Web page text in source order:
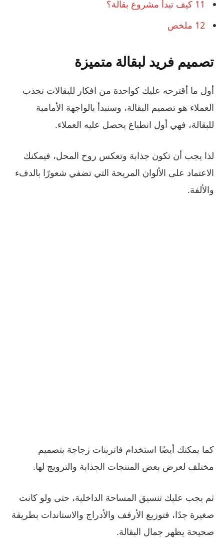
11 كيف تبدأ مشروع بقالة؟
12 ملخص
تصميم فريد لبقالة متميزة
أول ما أقترحه عليك كواحدة من افكار للبقالات تجذب
العملاء هو تصميم البقالة، وسنبدأ بالواجهة الأمامية
للبقالة، فهي أول انطباع يحصل عليه العملاء.
لذا يجب أن تكون جذابة وتعكس روح المحل، فيمكنك
الاعتماد على الألوان المريحة التي تضفي شعورًا بالدفء
والألفة.
كما يمكنك أيضًا استخدام فاترينات زجاجة بتصميم
مختلف لعرض بعض المنتجات الجذابة والترويج لها.
ثم يجب عليك تنسيق المساحة الداخلية، حتى ولو كانت
صغيرة جدًا، فتوزيع الأرفف والأدراج والاستاندات بطريقة
صحيحة يظهر جمال البقالة.